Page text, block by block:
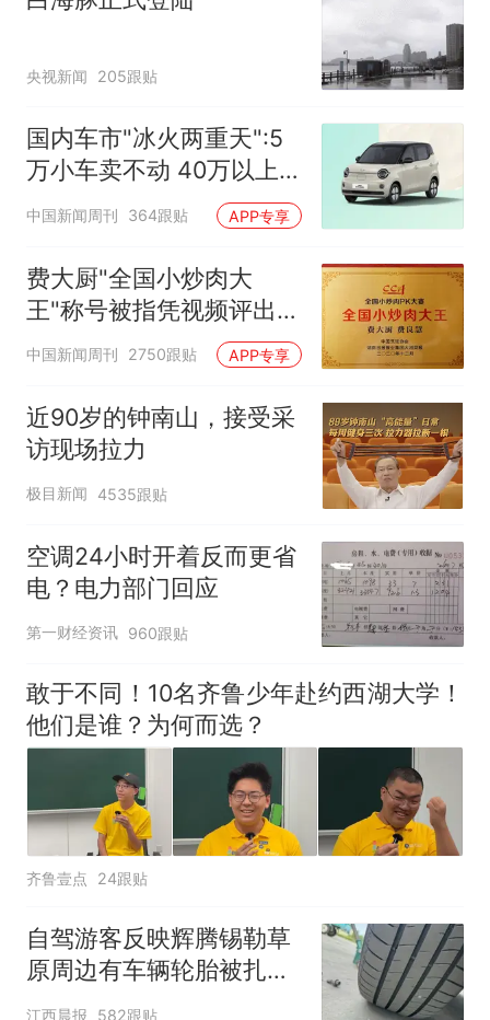
央视新闻 205跟贴
国内车市"冰火两重天":5
万小车卖不动 40万以上
的抢购
中国新闻周刊 364跟贴 APP专享
费大厨"全国小炒肉大
王"称号被指凭视频评出
官方回应
中国新闻周刊 2750跟贴 APP专享
近90岁的钟南山，接受采
访现场拉力
极目新闻 4535跟贴
空调24小时开着反而更省
电？电力部门回应
第一财经资讯 960跟贴
敢于不同！10名齐鲁少年赴约西湖大学！
他们是谁？为何而选？
齐鲁壹点 24跟贴
自驾游客反映辉腾锡勒草
原周边有车辆轮胎被扎，
修理店铺换胎价格高达千
江西晨报 582跟贴